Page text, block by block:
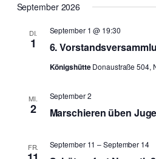
wählen.
September 2026
DI.
1 6.
September 1 @ 19:30
KönigshütteDonaustraße 504,
MI.
2 Marschieren üben
September 2
FR. September 11 –September 14